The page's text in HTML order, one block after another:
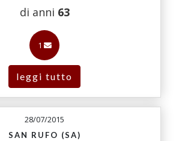
di anni 63
1
leggi tutto
28/07/2015
SAN RUFO (SA)